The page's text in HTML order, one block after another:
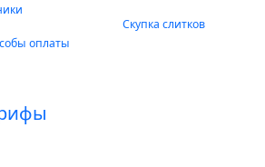
оплаты
Скупка слитков